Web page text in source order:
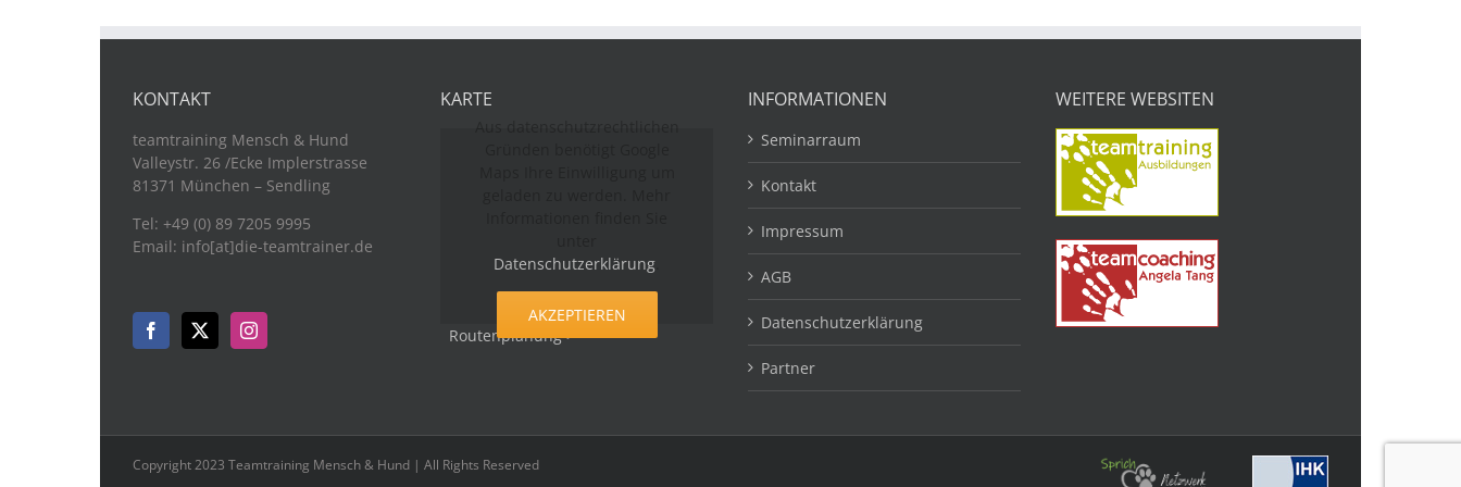
KONTAKT
teamtraining Mensch & Hund
Valleystr. 26 /Ecke Implerstrasse
81371 München – Sendling
Tel: +49 (0) 89 7205 9995
Email: info[at]die-teamtrainer.de
KARTE
Datenschutzerklärung
AKZEPTIEREN
Routenplanung >
INFORMATIONEN
Seminarraum
Kontakt
Impressum
AGB
Datenschutzerklärung
Partner
WEITERE WEBSITEN
Copyright 2023 Teamtraining Mensch & Hund | All Rights Reserved